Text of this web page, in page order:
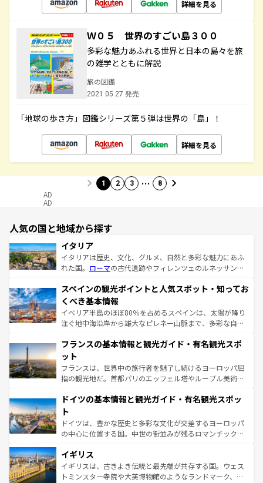
詳細を見る
Ｗ０５ 世界のすごい島３００
多彩な魅力あふれる世界と日本の島々を旅
の雑学とともに解説
旅の図鑑
2021.05.27 発売
「地球の歩き方」図鑑シリーズ第５弾は世界の「島」！
詳細を見る
1 2 3 … 8
AD
AD
人気の国と地域から探す
イタリア
イタリアは歴史、文化、グルメ、自然と多彩な魅力にあふ
れた国。 ローマの古代遺跡やフィレンツェのルネッサンス
ろん、トスカーナの美しい田園風景やアマルフィ海岸の絶
景など、自然景観も見逃せない。観光の合間には、本場の
ピザやパスタなど、絶品のイタリア料理を堪能することも
できる。朝目覚めてから夜眠るまで、すべての瞬間を楽し
なお、新着のイタリア情報はコンテンツ一覧を参照してほ
しい。
スペインの観光ポイントと人気スポット・知ってお
くべき基本情報
イベリア半島のほぼ80％を占めるスペインは、太陽が降り
注ぐ地中海沿岸から雄大なピレネー山脈まで、多彩な自然
文化が根付くこの国では、情熱的なフラメンコ、熱気あふ
れる闘牛、そして美味しいタパスが生活の一部となってい
る。首都マドリードの洗練された雰囲気や、バルセロナの
アートに溢れた街角から、地方では古代ローマ遺跡や中世
せる。地方によって風土や気候が異なるスペインはその個
ンテンツ一覧 を参照してほしい。
フランスの基本情報と観光ガイド・有名観光スポ
ット
フランスは、世界中の旅行者を魅了し続けるヨーロッパ屈
指の観光地だ。首都パリのエッフェル塔やルーブル美術館
で、幅広い魅力が詰まっている。華麗な宮殿、歴史的な大
聖堂、美しいビーチ、そして豊かな自然が、訪れる者を心
から魅了する。また、フランスは美食の国としても知ら
れ、フランス料理はユネスコ無形文化遺産にも登録されて
香り高いラベンダー畑など、多彩な楽しみ方が可能だ。さ
らに、パリ以外の地域にも魅力が溢れており、どの街角に
も豊かな歴史と文化が息づいている。パリ以外の個性あふ
ドイツの基本情報と観光ガイド・有名観光スポッ
ト
ドイツは、豊かな歴史と多彩な文化が交差するヨーロッパ
の中心に位置する国。中世の街並みが残るロマンチック街
顔を持つこの国は、どこを歩いても飽きることがない。ベ
ルリンの文化的活気、バイエルン州のアルプスの絶景、そ
してライン川沿いのワイン畑といった風景は必見。ビール
イギリス
イギリスは、古きよき伝統と最先端が共存する国。ウェス
トミンスター寺院や大英博物館のようなランドマーク、歴